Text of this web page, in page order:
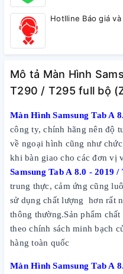
Hotlline Báo giá
Mô tả Màn Hình
T290 / T295 full bộ
Màn Hình Samsung Tab A
công ty, chính hãng nên độ
về ngoại hình cũng như
khi bàn giao cho các đơn vị
Samsung Tab A 8.0 - 2019
trung thực, cảm ứng cũng
sử dụng chất lượng hơn rất
thông thường.Sản phẩm
theo chính sách minh bạch
hàng toàn quốc
Màn Hình Samsung Tab A